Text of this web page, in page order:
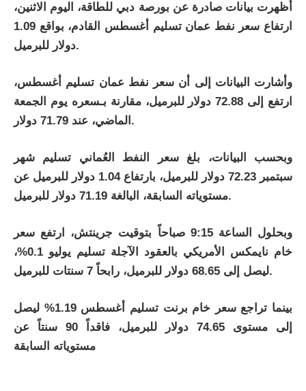
أظهرت بيانات صادرة عن بورصة دبي للطاقة، اليوم الاثنين،
ارتفاع سعر نفط عمان تسليم أغسطس القادم، بواقع 1.09
دولار للبرميل.
وأشارت البيانات إلى أن سعر نفط عمان تسليم أغسطس،
ارتفع إلى 72.88 دولار للبرميل، مقارنة بـسعره يوم الجمعة
الماضي، عند 71.79 دولار.
وبحسب البيانات، بلغ سعر النفط العُماني تسليم شهر
سبتمبر 72.23 دولار للبرميل، بارتفاع 1.04 دولار للبرميل عن
مستوياته السابقة، البالغة 71.19 دولار للبرميل.
وبحلول الساعة 9:15 صباحاً بتوقيت جرينتش، ارتفع سعر
خام نايمكس الأمريكي بالعقود الآجلة تسليم يوليو 0.1%،
ليصل إلى 68.65 دولار للبرميل، رابحاً 7 سنتات للبرميل.
بينما تراجع سعر خام برنت تسليم أغسطس 1.19% ليصل
إلى مستوى 74.65 دولار للبرميل، فاقداً 90 سنتاً عن
مستوياته السابقة